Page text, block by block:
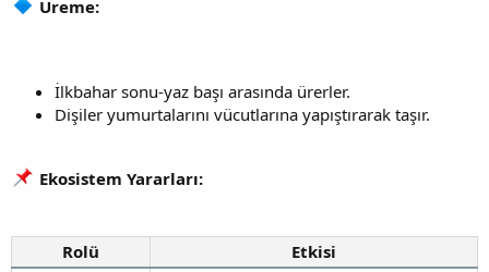
Üreme:
İlkbahar sonu-yaz başı arasında ürerler.
Dişiler yumurtalarını vücutlarına yapıştırarak taşır.
Ekosistem Yararları:
Rolü
Etkisi